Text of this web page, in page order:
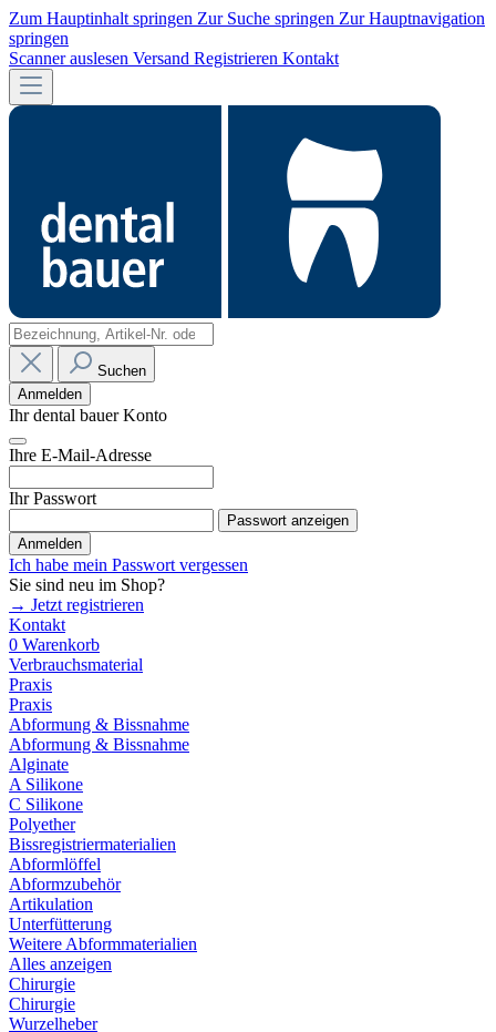
Zum Hauptinhalt springen Zur Suche springen Zur Hauptnavigation
springen
Scanner auslesen Versand Registrieren Kontakt
Suchen
Anmelden
Ihr dental bauer Konto
Ihre E-Mail-Adresse
Ihr Passwort
Passwort anzeigen
Anmelden
Ich habe mein Passwort vergessen
Sie sind neu im Shop?
→ Jetzt registrieren
Kontakt
0 Warenkorb
Verbrauchsmaterial
Praxis
Praxis
Abformung & Bissnahme
Abformung & Bissnahme
Alginate
A Silikone
C Silikone
Polyether
Bissregistriermaterialien
Abformlöffel
Abformzubehör
Artikulation
Unterfütterung
Weitere Abformmaterialien
Alles anzeigen
Chirurgie
Chirurgie
Wurzelheber